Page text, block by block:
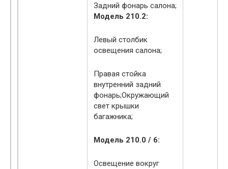
Задний фонарь салона;
Модель 210.2:
Левый столбик
освещения салона;
Правая стойка
внутренний задний
фонарь;Окружающий
свет крышки
багажника;
Модель 210.0 / 6:
Освещение вокруг